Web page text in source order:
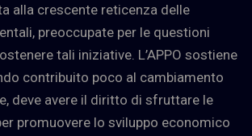
alla crescente reticenza delle
preoccupate per le questioni
tali iniziative. L’APPO sostiene
contribuito poco al cambiamento
deve avere il diritto di sfruttare le
promuovere lo sviluppo economico